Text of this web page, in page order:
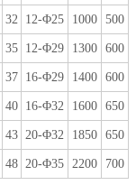
32 12-Φ25 1000 500
35 12-Φ29 1300 600
37 16-Φ29 1400 600
40 16-Φ32 1600 650
43 20-Φ32 1850 650
48 20-Φ35 2200 700